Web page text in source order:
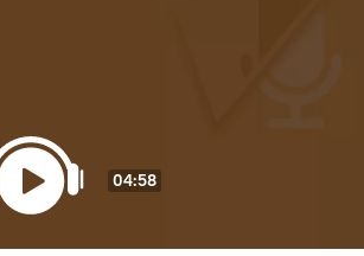
04:58